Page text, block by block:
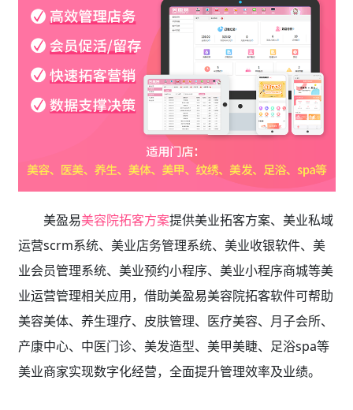
美盈易美容院拓客方案提供美业拓客方案、美业私域
运营scrm系统、 美业店务管理系统、美业收银软件、美
业会员管理系统、美业预约小程序、美业小程序商城等美
业运营管理相关应用，借助美盈易美容院拓客软件可帮助
美容美体、养生理疗、皮肤管理、医疗美容、月子会所、
产康中心、中医门诊、美发造型、美甲美睫、足浴spa等
美业商家实现数字化经营，全面提升管理效率及业绩。